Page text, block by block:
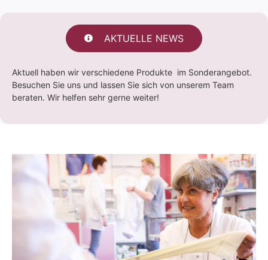
AKTUELLE NEWS
Aktuell haben wir verschiedene Produkte im Sonderangebot.
Besuchen Sie uns und lassen Sie sich von unserem Team
beraten. Wir helfen sehr gerne weiter!